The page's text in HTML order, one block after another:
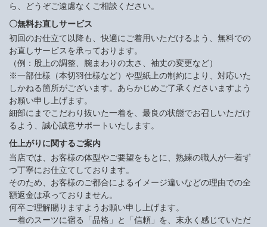
ら、どうぞご遠慮なくご相談ください。
〇無料お直しサービス
初回のお仕立て以降も、快適にご着用いただけるよう、無料での
お直しサービスを承っております。
（例：股上の調整、腕まわりの太さ、袖丈の変更など）
※一部仕様（本切羽仕様など）や型紙上の制約により、対応いた
しかねる箇所がございます。あらかじめご了承くださいますよう
お願い申し上げます。
細部にまでこだわり抜いた一着を、最良の状態でお召しいただけ
るよう、誠心誠意サポートいたします。
仕上がりに関するご案内
当店では、お客様の体型やご要望をもとに、熟練の職人が一着ず
つ丁寧にお仕立てしております。
そのため、お客様のご都合によるイメージ違いなどの理由での全
額返金は承っておりません。
何卒ご理解賜りますようお願い申し上げます。
一着のスーツに宿る「品格」と「信頼」を、末永く感じていただ